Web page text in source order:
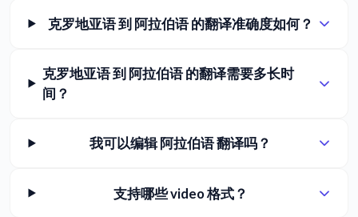
克罗地亚语 到 阿拉伯语 的翻译准确度如何？
克罗地亚语 到 阿拉伯语 的翻译需要多长时
间？
我可以编辑 阿拉伯语 翻译吗？
支持哪些 video 格式？